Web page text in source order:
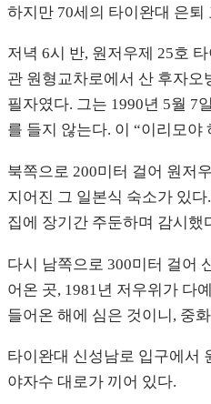
하지만 70세의 타이완대 은
저녁 6시 반, 원저우제 25호
관 원형교차로에서 산 후자오
필자였다. 그는 1990년 5월 7
를 들지 않는다. 이 “이리모
북쪽으로 200미터 걸어 원저
지어진 그 일본식 숙소가 있
집에 장기간 주둔하며 감시
다시 남쪽으로 300미터 걸어
어온 곳, 1981년 저우위가 다
들어온 해에 심은 것이니, 중
타이완대 신성남로 입구에서
야자수 대로가 끼어 있다.